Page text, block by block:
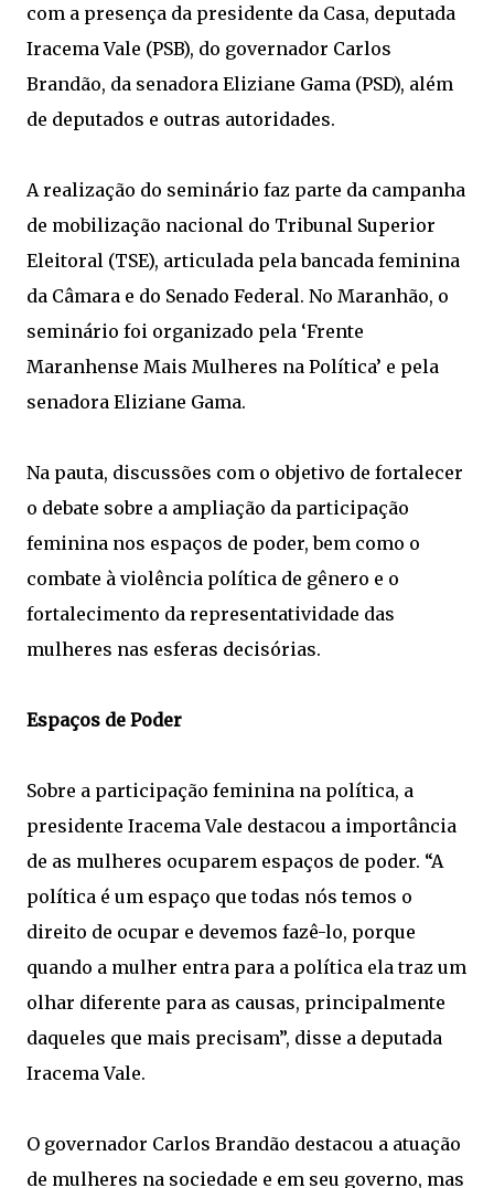
com a presença da presidente da Casa, deputada
Iracema Vale (PSB), do governador Carlos
Brandão, da senadora Eliziane Gama (PSD), além
de deputados e outras autoridades.
A realização do seminário faz parte da campanha
de mobilização nacional do Tribunal Superior
Eleitoral (TSE), articulada pela bancada feminina
da Câmara e do Senado Federal. No Maranhão, o
seminário foi organizado pela ‘Frente
Maranhense Mais Mulheres na Política’ e pela
senadora Eliziane Gama.
Na pauta, discussões com o objetivo de fortalecer
o debate sobre a ampliação da participação
feminina nos espaços de poder, bem como o
combate à violência política de gênero e o
fortalecimento da representatividade das
mulheres nas esferas decisórias.
Espaços de Poder
Sobre a participação feminina na política, a
presidente Iracema Vale destacou a importância
de as mulheres ocuparem espaços de poder. “A
política é um espaço que todas nós temos o
direito de ocupar e devemos fazê-lo, porque
quando a mulher entra para a política ela traz um
olhar diferente para as causas, principalmente
daqueles que mais precisam”, disse a deputada
Iracema Vale.
O governador Carlos Brandão destacou a atuação
de mulheres na sociedade e em seu governo, mas